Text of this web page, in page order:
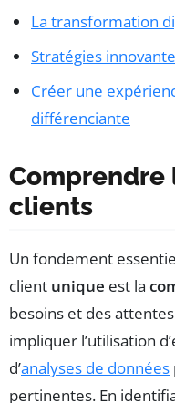
La transformation
Stratégies
Créer une
différenciante
Comprendre
clients
Un fondement
client unique est la
besoins et des
impliquer l’utilisation
d’analyses de données
pertinentes. En